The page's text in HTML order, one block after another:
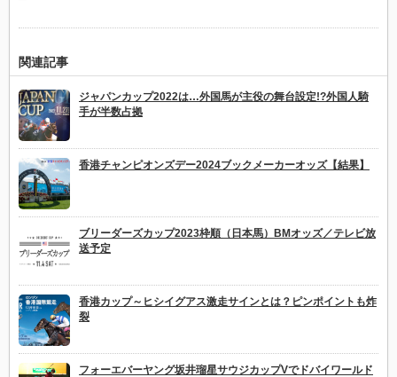
関連記事
ジャパンカップ2022は…外国馬が主役の舞台設定!?外国人騎
手が半数占拠
香港チャンピオンズデー2024ブックメーカーオッズ【結果】
ブリーダーズカップ2023枠順（日本馬）BMオッズ／テレビ放
送予定
香港カップ～ヒシイグアス激走サインとは？ピンポイントも炸
裂
フォーエバーヤング坂井瑠星サウジカップVでドバイワールド